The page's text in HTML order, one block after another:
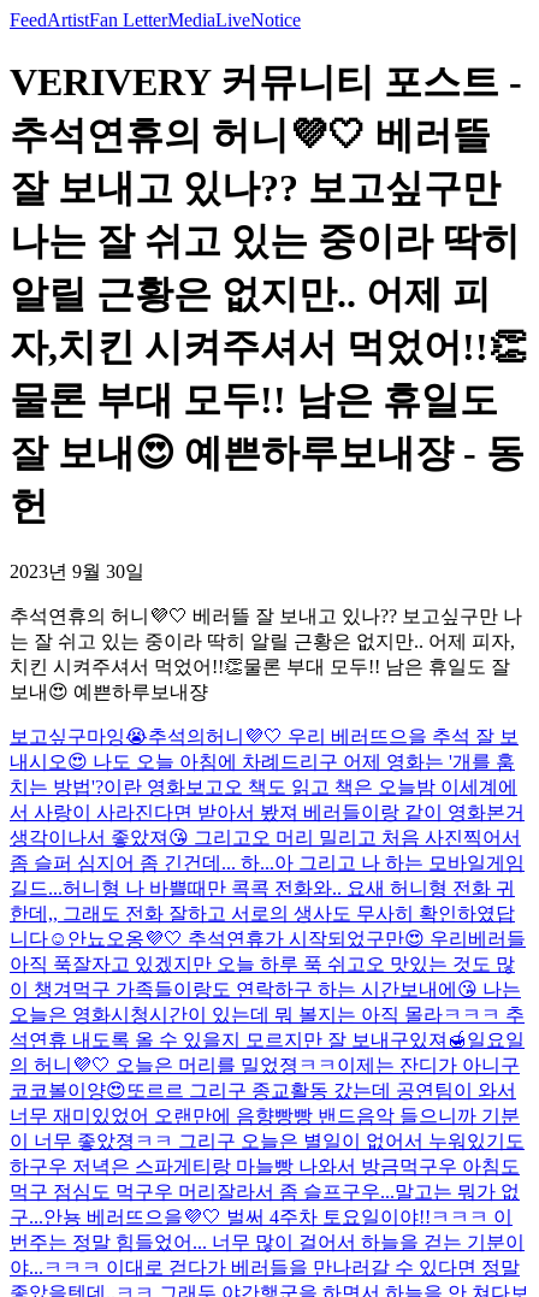
FeedArtistFan LetterMediaLiveNotice
VERIVERY 커뮤니티 포스트 -
추석연휴의 허니💜🤍 베러뜰
잘 보내고 있나?? 보고싶구만
나는 잘 쉬고 있는 중이라 딱히
알릴 근황은 없지만.. 어제 피
자,치킨 시켜주셔서 먹었어!!👏
물론 부대 모두!! 남은 휴일도
잘 보내😍 예쁜하루보내쟝 - 동
헌
2023년 9월 30일
추석연휴의 허니💜🤍 베러뜰 잘 보내고 있나?? 보고싶구만 나
는 잘 쉬고 있는 중이라 딱히 알릴 근황은 없지만.. 어제 피자,
치킨 시켜주셔서 먹었어!!👏물론 부대 모두!! 남은 휴일도 잘
보내😍 예쁜하루보내쟝
보고싶구마잉😭추석의허니💜🤍 우리 베러뜨으을 추석 잘 보
내시오😍 나도 오늘 아침에 차례드리구 어제 영화는 '개를 훔
치는 방법'?이란 영화보고오 책도 읽고 책은 오늘밤 이세계에
서 사랑이 사라진다면 받아서 봤져 베러들이랑 같이 영화본거
생각이나서 좋았져😘 그리고오 머리 밀리고 처음 사진찍어서
좀 슬퍼 심지어 좀 긴건데... 하...아 그리고 나 하는 모바일게임
길드...허니형 나 바쁠때만 콕콕 전화와.. 요새 허니형 전화 귀
한데,, 그래도 전화 잘하고 서로의 생사도 무사히 확인하였답
니다☺️ 안뇨오옹💜🤍 추석연휴가 시작되었구만😍 우리베러들
아직 푹잘자고 있겠지만 오늘 하루 푹 쉬고오 맛있는 것도 많
이 챙겨먹구 가족들이랑도 연락하구 하는 시간보내에😘 나는
오늘은 영화시청시간이 있는데 뭐 볼지는 아직 몰라ㅋㅋㅋ 추
석연휴 내도록 올 수 있을지 모르지만 잘 보내구있져🍯일요일
의 허니💜🤍 오늘은 머리를 밀었졍ㅋㅋ이제는 잔디가 아니구
코코볼이양😍또르르 그리구 종교활동 갔는데 공연팀이 와서
너무 재미있었어 오랜만에 음향빵빵 밴드음악 들으니까 기분
이 너무 좋았졍ㅋㅋ 그리구 오늘은 별일이 없어서 누워있기도
하구우 저녁은 스파게티랑 마늘빵 나와서 방금먹구우 아침도
먹구 점심도 먹구우 머리잘라서 좀 슬프구우...말고는 뭐가 없
구...안뇽 베러뜨으을💜🤍 벌써 4주차 토요일이야!!ㅋㅋㅋ 이
번주는 정말 힘들었어... 너무 많이 걸어서 하늘을 걷는 기분이
야...ㅋㅋㅋ 이대로 걷다가 베러들을 만나러갈 수 있다면 정말
좋았을텐데..ㅋㅋ 그래두 야간행군을 하면서 하늘을 안 쳐다보